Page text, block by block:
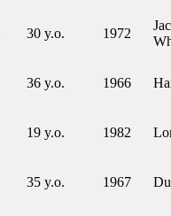
30 y.o. 1972
36 y.o. 1966
19 y.o. 1982
35 y.o. 1967